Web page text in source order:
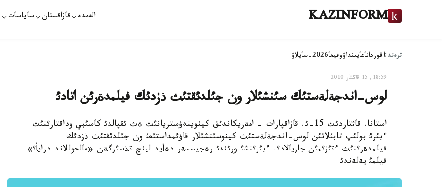
KAZINFORM الەمدە قازاقستان ساياسات
ترەند:اقورداتاعايىنداۋوقيعا2026-سايلاۋ
18:59, 15 قاڭتار 2010
لوس-اندجةلةستئك سئنشئلار ون جئلدئقتئث ذزدئك فيلمدةرئن اتادئ
استانا. قاثتاردئث 15-ئ. قازاقپارات - امةريكاندئق كينويندؤستريانئث ةث ئقپالدئ كاسئبي وداقتارئنئث
ءبئرئ بولئپ تابئلاتئن لوس-اندجةلةستئث كينوسئنشئلار قاؤئمداستئعئ ون جئلدئقتئث ذزدئك
فيلمدةرئنئث ءتئزئمئن جاريالادئ. ءبئرئنشئ ورئندئ رةجيسسةر دةأيد لينچ تذسئرگةن «مالحوللاند درايأئ»
فيلمئ يةلةندئ